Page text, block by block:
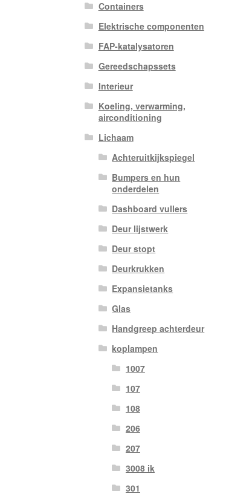
Containers
Elektrische componenten
FAP-katalysatoren
Gereedschapssets
Interieur
Koeling, verwarming,
airconditioning
Lichaam
Achteruitkijkspiegel
Bumpers en hun
onderdelen
Dashboard vullers
Deur lijstwerk
Deur stopt
Deurkrukken
Expansietanks
Glas
Handgreep achterdeur
koplampen
1007
107
108
206
207
3008 ik
301